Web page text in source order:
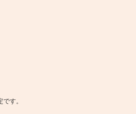
す。